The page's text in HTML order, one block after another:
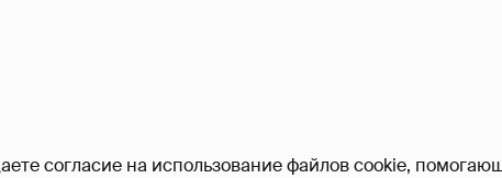
согласие на использование файлов cookie,